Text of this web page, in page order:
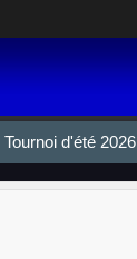
Tournoi d'été 2026